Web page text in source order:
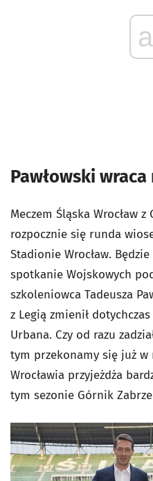
Pawłowski
Meczem Śląska Wrocław
rozpocznie się runda
Stadionie Wrocław.
spotkanie Wojskowych
szkoleniowca Tadeusza
z Legią zmienił
Urbana. Czy od razu
tym przekonamy się już w
Wrocławia przyjeżdża
tym sezonie Górnik